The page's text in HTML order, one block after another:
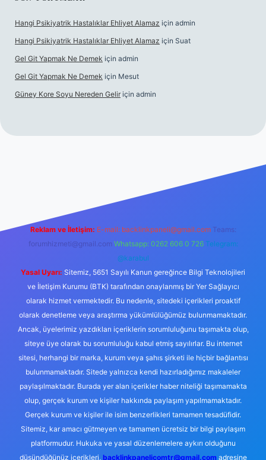
Hangi Psikiyatrik Hastalıklar Ehliyet Alamaz için admin
Hangi Psikiyatrik Hastalıklar Ehliyet Alamaz için Suat
Gel Git Yapmak Ne Demek için admin
Gel Git Yapmak Ne Demek için Mesut
Güney Kore Soyu Nereden Gelir için admin
Reklam ve İletişim: E-mail: backlinkpaneli@gmail.com Teams:
forumhizmeti@gmail.com Whatsapp: 0262 606 0 726 Telegram:
@karabul
Yasal Uyarı: Sitemiz, 5651 Sayılı Kanun gereğince Bilgi Teknolojileri
ve İletişim Kurumu (BTK) tarafından onaylanmış bir Yer Sağlayıcı
olarak hizmet vermektedir. Bu nedenle, sitedeki içerikleri proaktif
olarak denetleme veya araştırma yükümlülüğümüz bulunmamaktadır.
Ancak, üyelerimiz yazdıkları içeriklerin sorumluluğunu taşımakta olup,
siteye üye olarak bu sorumluluğu kabul etmiş sayılırlar. Bu internet
sitesi, herhangi bir marka, kurum veya şahıs şirketi ile hiçbir bağlantısı
bulunmamaktadır. Sitede yalnızca kendi hazırladığımız makaleler
paylaşılmaktadır. Burada yer alan içerikler haber niteliği taşımamakta
olup, gerçek kurum ve kişiler hakkında paylaşım yapılmamaktadır.
Gerçek kurum ve kişiler ile isim benzerlikleri tamamen tesadüfidir.
Sitemiz, kar amacı gütmeyen ve tamamen ücretsiz bir bilgi paylaşım
platformudur. Hukuka ve yasal düzenlemelere aykırı olduğunu
düşündüğünüz içerikleri, backlinkpanelicomtr@gmail.comadresine